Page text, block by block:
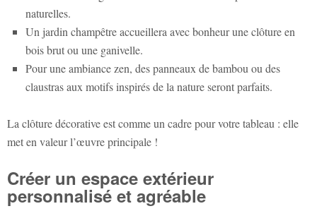
naturelles.
Un jardin champêtre accueillera avec bonheur une clôture en
bois brut ou une ganivelle.
Pour une ambiance zen, des panneaux de bambou ou des
claustras aux motifs inspirés de la nature seront parfaits.
La clôture décorative est comme un cadre pour votre tableau : elle
met en valeur l’œuvre principale !
Créer un espace extérieur
personnalisé et agréable